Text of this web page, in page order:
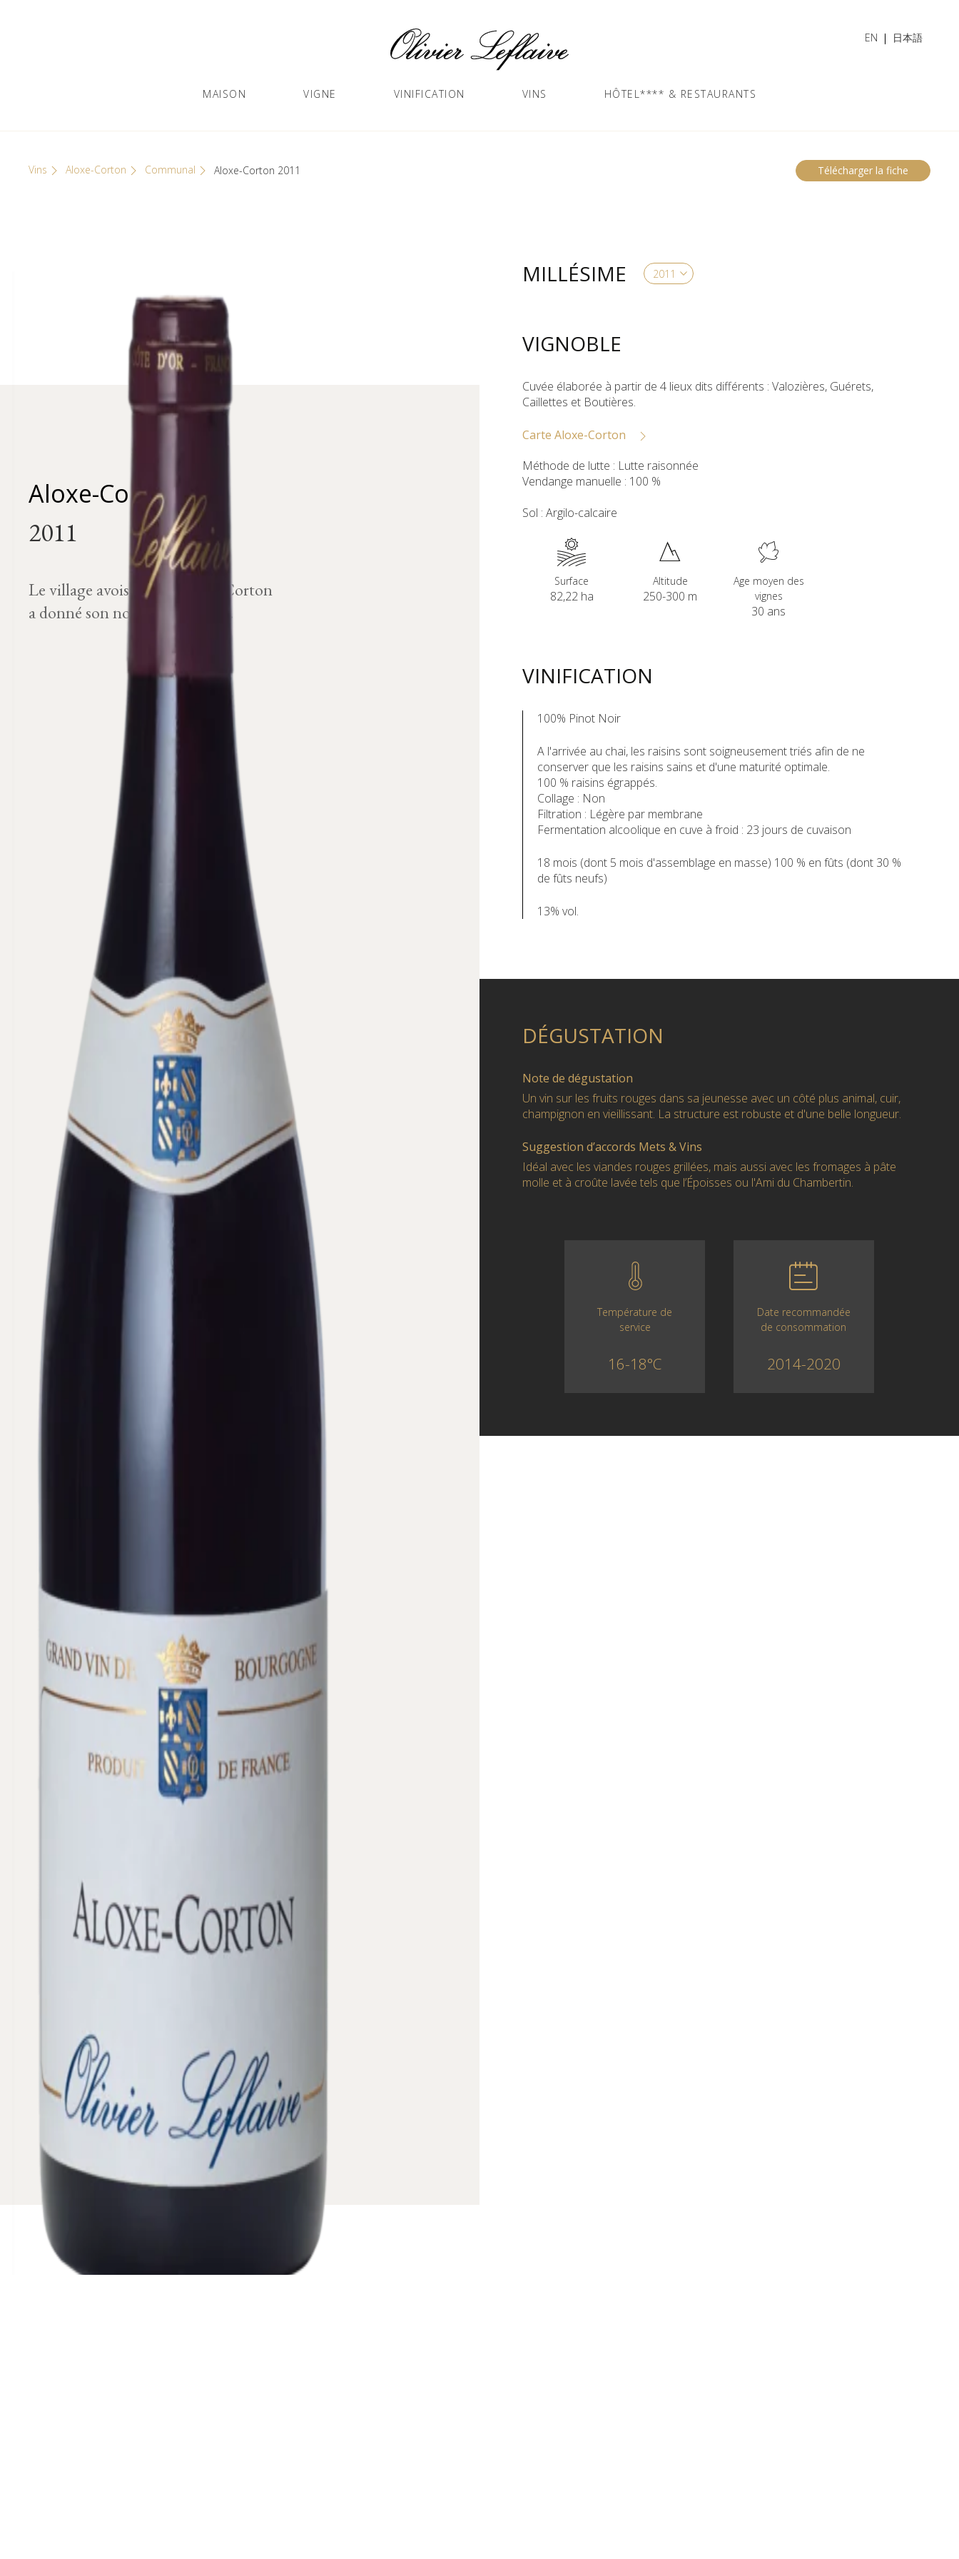
EN 日本語
MAISON VIGNE VINIFICATION VINS HÔTEL**** & RESTAURANTS
Vins Aloxe-Corton Communal Aloxe-Corton 2011 Télécharger la fiche
Aloxe-Corton
Le village avoisinant d'Aloxe-Corton
a donné son nom à cette AOC.
MILLÉSIME
VIGNOBLE
Cuvée élaborée à partir de 4 lieux dits différents : Valozières, Guérets,
Caillettes et Boutières.
Carte Aloxe-Corton
Méthode de lutte : Lutte raisonnée
Vendange manuelle : 100 %
Sol : Argilo-calcaire
Surface
82,22 ha
Altitude
250-300 m
Age moyen des
vignes
30 ans
VINIFICATION
100% Pinot Noir
A l'arrivée au chai, les raisins sont soigneusement triés afin de ne
conserver que les raisins sains et d'une maturité optimale.
100 % raisins égrappés.
Collage : Non
Filtration : Légère par membrane
Fermentation alcoolique en cuve à froid : 23 jours de cuvaison
18 mois (dont 5 mois d'assemblage en masse) 100 % en fûts (dont 30 %
de fûts neufs)
13% vol.
DÉGUSTATION
Note de dégustation
Un vin sur les fruits rouges dans sa jeunesse avec un côté plus animal, cuir,
champignon en vieillissant. La structure est robuste et d'une belle longueur.
Suggestion d’accords Mets & Vins
Idéal avec les viandes rouges grillées, mais aussi avec les fromages à pâte
molle et à croûte lavée tels que l’Époisses ou l'Ami du Chambertin.
Température de
service
16-18°C
Date recommandée
de consommation
2014-2020